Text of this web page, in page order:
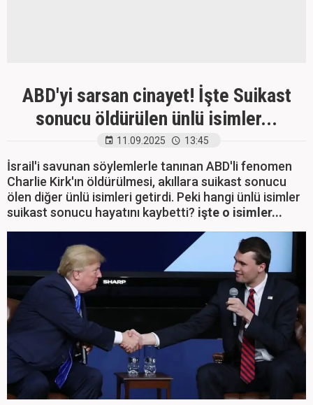
ABD'yi sarsan cinayet! İşte Suikast
sonucu öldürülen ünlü isimler...
11.09.2025 13:45
İsrail'i savunan söylemlerle tanınan ABD'li fenomen
Charlie Kirk'ın öldürülmesi, akıllara suikast sonucu
ölen diğer ünlü isimleri getirdi. Peki hangi ünlü isimler
suikast sonucu hayatını kaybetti? işte o isimler...